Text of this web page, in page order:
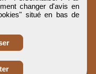
changer d'avis en
situé en bas de